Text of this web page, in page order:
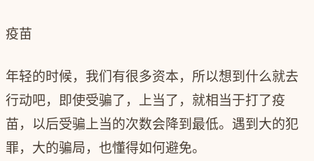
疫苗
年轻的时候，我们有很多资本，所以想到什么就去
行动吧，即使受骗了，上当了，就相当于打了疫
苗，以后受骗上当的次数会降到最低。遇到大的犯
罪，大的骗局，也懂得如何避免。